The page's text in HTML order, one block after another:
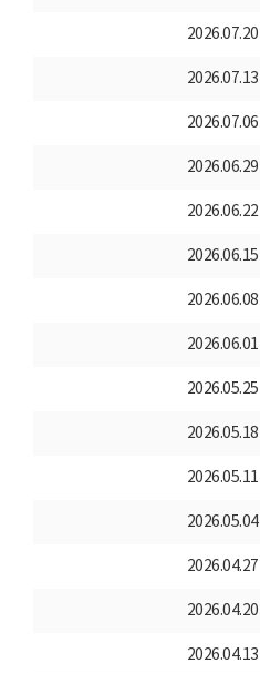
2026.07.20
2026.07.13
2026.07.06
2026.06.29
2026.06.22
2026.06.15
2026.06.08
2026.06.01
2026.05.25
2026.05.18
2026.05.11
2026.05.04
2026.04.27
2026.04.20
2026.04.13